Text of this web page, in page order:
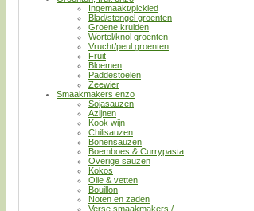
Ingemaakt/pickled
Blad/stengel groenten
Groene kruiden
Wortel/knol groenten
Vrucht/peul groenten
Fruit
Bloemen
Paddestoelen
Zeewier
Smaakmakers enzo
Sojasauzen
Azijnen
Kook wijn
Chilisauzen
Bonensauzen
Boemboes & Currypasta
Overige sauzen
Kokos
Olie & vetten
Bouillon
Noten en zaden
Verse smaakmakers /